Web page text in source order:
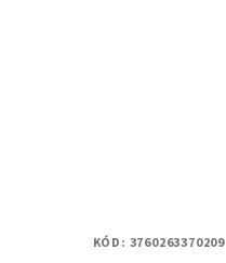
KÓD: 3760263370209